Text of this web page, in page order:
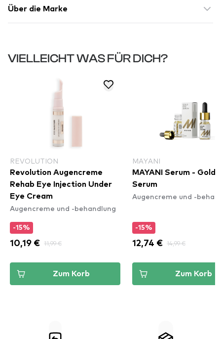
Über die Marke
VIELLEICHT WAS FÜR DICH?
REVOLUTION
Revolution Augencreme
Rehab Eye Injection Under
Eye Cream
Augencreme und -behandlung
-15%
10,19 € 11,99 €
Zum Korb
MAYANI
MAYANI Serum - Gold
Serum
Augencreme und -
-15%
12,74 € 14,99 €
Zum Korb